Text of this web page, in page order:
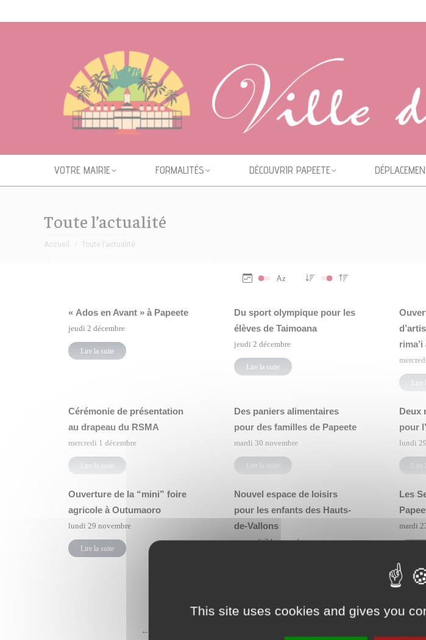
VOTRE MAIRIE FORMALITÉS DÉCOUVRIR PAPEETE
Toute l’actualité
Vous êtes ici :
Accueil Toute l’actualité
« Ados en Avant » à Papeete
jeudi 2 décembre
Lire la suite
Du sport olympique pour les
élèves de Taimoana
jeudi 2 décembre
Lire la suite
Cérémonie de présentation
au drapeau du RSMA
mercredi 1 décembre
Lire la suite
Des paniers alimentaires
pour des familles de Papeete
mardi 30 novembre
Lire la suite
Deux
pour
lundi
Lire
Ouverture de la “mini” foire
agricole à Outumaoro
lundi 29 novembre
Lire la suite
Nouvel espace de loisirs
pour les enfants des Hauts-
de-Vallons
mercredi 24 novembre
Les
mardi
←
This site uses cookies and gives you